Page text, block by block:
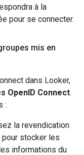
à la
pour se connecter.
mis en
dans Looker,
OpenID Connect.
:
la revendication
stocker les
informations du